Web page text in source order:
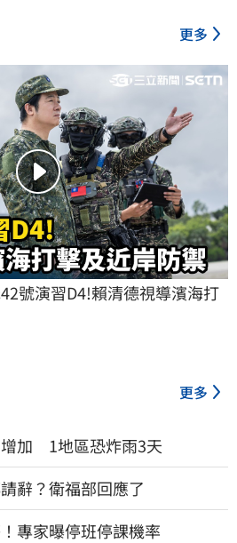
更多
42號演習D4!賴清德視導濱海打
更多
加 1地區恐炸雨3天
辭？衛福部回應了
專家曝停班停課機率